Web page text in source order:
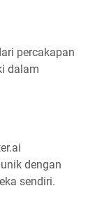
percakapan
dalam
dengan
sendiri.